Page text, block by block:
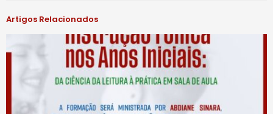
Artigos Relacionados